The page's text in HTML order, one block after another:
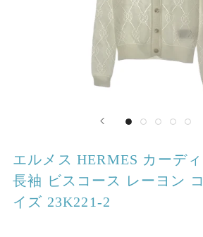
エルメス HERMES カーデ
長袖 ビスコース レーヨン
イズ 23K221-2